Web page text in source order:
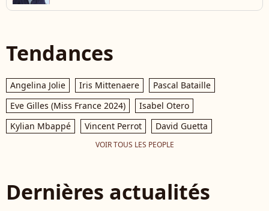
Tendances
Angelina Jolie Iris Mittenaere
Pascal Bataille
Eve Gilles (Miss France 2024)
Isabel Otero
Kylian Mbappé
Vincent Perrot David Guetta
VOIR TOUS LES PEOPLE
Dernières actualités